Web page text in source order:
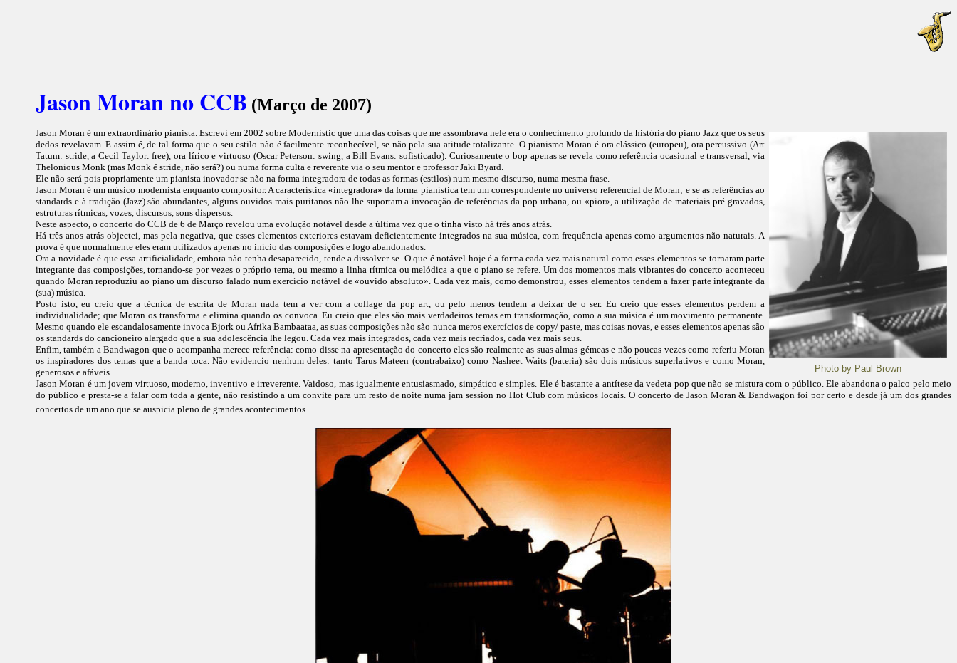
Jason Moran no CCB (Março de 2007)
Photo by Paul Brown
Jason Moran é um extraordinário pianista. Escrevi em 2002 sobre Modernistic que uma das coisas que me assombrava nele era o conhecimento profundo da história do piano Jazz que os seus
dedos revelavam. E assim é, de tal forma que o seu estilo não é facilmente reconhecível, se não pela sua atitude totalizante. O pianismo Moran é ora clássico (europeu), ora percussivo (Art
Tatum: stride, a Cecil Taylor: free), ora lírico e virtuoso (Oscar Peterson: swing, a Bill Evans: sofisticado). Curiosamente o bop apenas se revela como referência ocasional e transversal, via
Thelonious Monk (mas Monk é stride, não será?) ou numa forma culta e reverente via o seu mentor e professor Jaki Byard.
Ele não será pois propriamente um pianista inovador se não na forma integradora de todas as formas (estilos) num mesmo discurso, numa mesma frase.
Jason Moran é um músico modernista enquanto compositor. A característica «integradora» da forma pianística tem um correspondente no universo referencial de Moran; e se as referências ao
standards e à tradição (Jazz) são abundantes, alguns ouvidos mais puritanos não lhe suportam a invocação de referências da pop urbana, ou «pior», a utilização de materiais pré-gravados,
estruturas rítmicas, vozes, discursos, sons dispersos.
Neste aspecto, o concerto do CCB de 6 de Março revelou uma evolução notável desde a última vez que o tinha visto há três anos atrás.
Há três anos atrás objectei, mas pela negativa, que esses elementos exteriores estavam deficientemente integrados na sua música, com frequência apenas como argumentos não naturais. A
prova é que normalmente eles eram utilizados apenas no início das composições e logo abandonados.
Ora a novidade é que essa artificialidade, embora não tenha desaparecido, tende a dissolver-se. O que é notável hoje é a forma cada vez mais natural como esses elementos se tornaram parte
integrante das composições, tornando-se por vezes o próprio tema, ou mesmo a linha rítmica ou melódica a que o piano se refere. Um dos momentos mais vibrantes do concerto aconteceu
quando Moran reproduziu ao piano um discurso falado num exercício notável de «ouvido absoluto». Cada vez mais, como demonstrou, esses elementos tendem a fazer parte integrante da
(sua) música.
Posto isto, eu creio que a técnica de escrita de Moran nada tem a ver com a collage da pop art, ou pelo menos tendem a deixar de o ser. Eu creio que esses elementos perdem a
individualidade; que Moran os transforma e elimina quando os convoca. Eu creio que eles são mais verdadeiros temas em transformação, como a sua música é um movimento permanente.
Mesmo quando ele escandalosamente invoca Bjork ou Afrika Bambaataa, as suas composições não são nunca meros exercícios de copy/ paste, mas coisas novas, e esses elementos apenas são
os standards do cancioneiro alargado que a sua adolescência lhe legou. Cada vez mais integrados, cada vez mais recriados, cada vez mais seus.
Enfim, também a Bandwagon que o acompanha merece referência: como disse na apresentação do concerto eles são realmente as suas almas gémeas e não poucas vezes como referiu Moran
os inspiradores dos temas que a banda toca. Não evidencio nenhum deles: tanto Tarus Mateen (contrabaixo) como Nasheet Waits (bateria) são dois músicos superlativos e como Moran,
generosos e afáveis.
Jason Moran é um jovem virtuoso, moderno, inventivo e irreverente. Vaidoso, mas igualmente entusiasmado, simpático e simples. Ele é bastante a antítese da vedeta pop que não se mistura com o público. Ele abandona o palco pelo meio
do público e presta-se a falar com toda a gente, não resistindo a um convite para um resto de noite numa jam session no Hot Club com músicos locais. O concerto de Jason Moran & Bandwagon foi por certo e desde já um dos grandes
concertos de um ano que se auspicia pleno de grandes acontecimentos.